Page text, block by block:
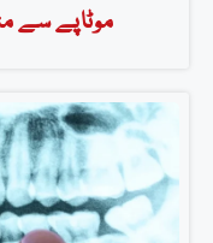
موٹاپے سے